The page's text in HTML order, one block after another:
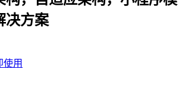
决方案
使用